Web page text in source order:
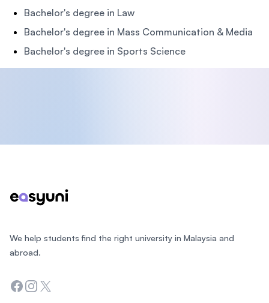
Bachelor's degree in Law
Bachelor's degree in Mass Communication & Media
Bachelor's degree in Sports Science
We help students find the right university in Malaysia and
abroad.
Facebook
Instagram
Twitter